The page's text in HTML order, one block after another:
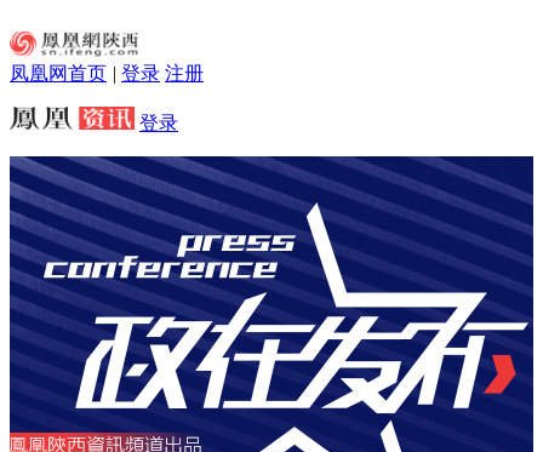
凤凰网首页 | 登录 注册
登录